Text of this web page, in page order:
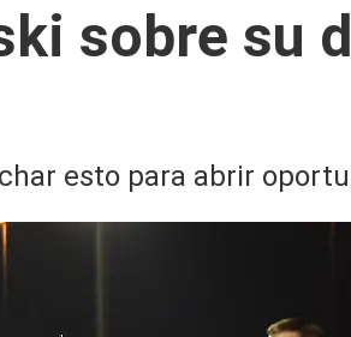
sobre su
esto para abrir